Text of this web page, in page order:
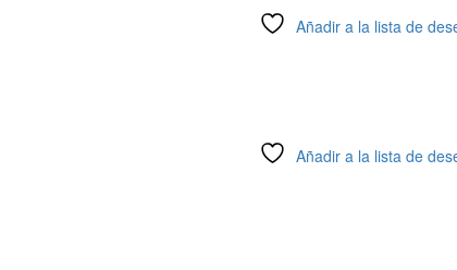
Añadir a la lista de
Añadir a la lista de